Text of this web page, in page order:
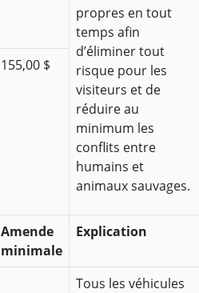
propres en tout
temps afin
d’éliminer tout
risque pour les
visiteurs et de
réduire au
minimum les
conflits entre
humains et
animaux sauvages.
155,00 $
Amende
minimale
Explication
Tous les véhicules